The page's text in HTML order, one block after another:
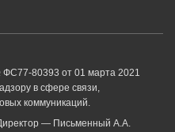
80393 от 01 марта 2021
в сфере связи,
коммуникаций.
— Письменный А.А.